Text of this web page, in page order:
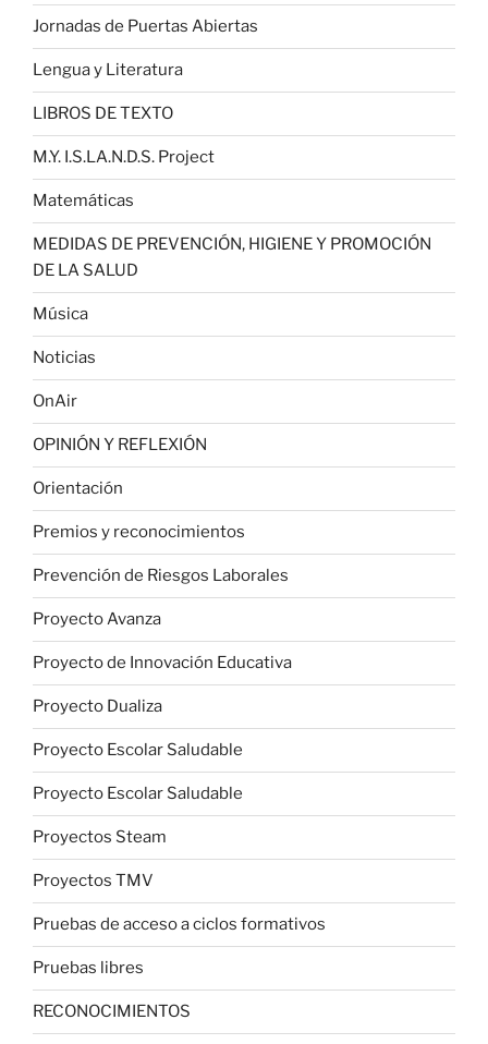
Jornadas de Puertas Abiertas
Lengua y Literatura
LIBROS DE TEXTO
M.Y. I.S.LA.N.D.S. Project
Matemáticas
MEDIDAS DE PREVENCIÓN, HIGIENE Y PROMOCIÓN
DE LA SALUD
Música
Noticias
OnAir
OPINIÓN Y REFLEXIÓN
Orientación
Premios y reconocimientos
Prevención de Riesgos Laborales
Proyecto Avanza
Proyecto de Innovación Educativa
Proyecto Dualiza
Proyecto Escolar Saludable
Proyecto Escolar Saludable
Proyectos Steam
Proyectos TMV
Pruebas de acceso a ciclos formativos
Pruebas libres
RECONOCIMIENTOS